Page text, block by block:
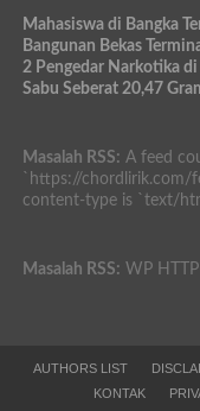
Mahasiswa di Bangka
Bangunan Bekas
2 Pengedar Narkotika
Sabu Seberat 20,47
Masalah RSS: A feed
`https://chordlirik.com/
content-type is `text/
Masalah RSS: WP
AUTHORS LIST
KONTAK